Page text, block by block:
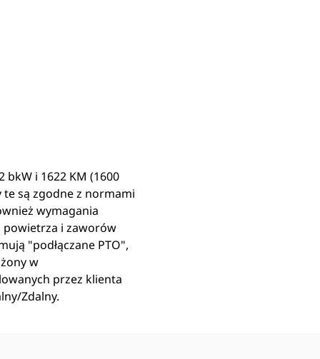
bkW i 1622 KM (1600
te są zgodne z normami
wymagania
powietrza i zaworów
"podłączane PTO",
w
przez klienta
Zdalny.